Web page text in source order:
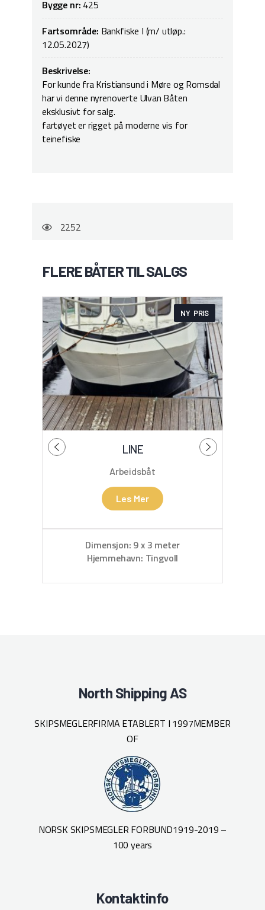
Bygge nr: 425
Fartsområde: Bankfiske I (m/ utløp.:
12.05.2027)
Beskrivelse:
For kunde fra Kristiansund i Møre og Romsdal
har vi denne nyrenoverte Ulvan Båten
eksklusivt for salg.
fartøyet er rigget på moderne vis for
teinefiske
2252
FLERE BÅTER TIL SALGS
NY PRIS
LINE
Arbeidsbåt
Les Mer
Dimensjon: 9 x 3 meter
Hjemmehavn: Tingvoll
North Shipping AS
SKIPSMEGLERFIRMA ETABLERT I 1997MEMBER
OF
NORSK SKIPSMEGLER FORBUND1919-2019 –
100 years
Kontaktinfo